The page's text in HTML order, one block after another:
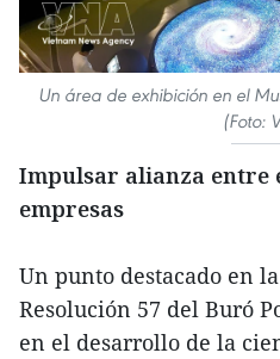
Un área de exhibición en el
(Foto:
Impulsar alianza entre
empresas
Un punto destacado en
Resolución 57 del Buró
en el desarrollo de la